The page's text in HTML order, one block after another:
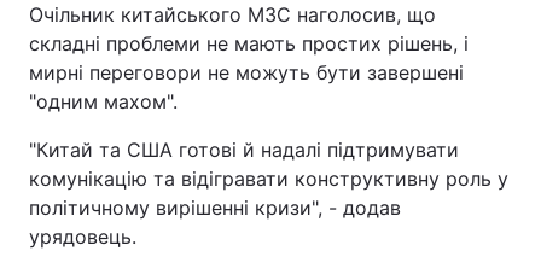
Очільник китайського МЗС наголосив, що
складні проблеми не мають простих рішень, і
мирні переговори не можуть бути завершені
"одним махом".
"Китай та США готові й надалі підтримувати
комунікацію та відігравати конструктивну роль у
політичному вирішенні кризи", - додав
урядовець.